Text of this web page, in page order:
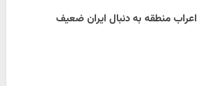
اعراب منطقه به دنبال ایران ضعیف